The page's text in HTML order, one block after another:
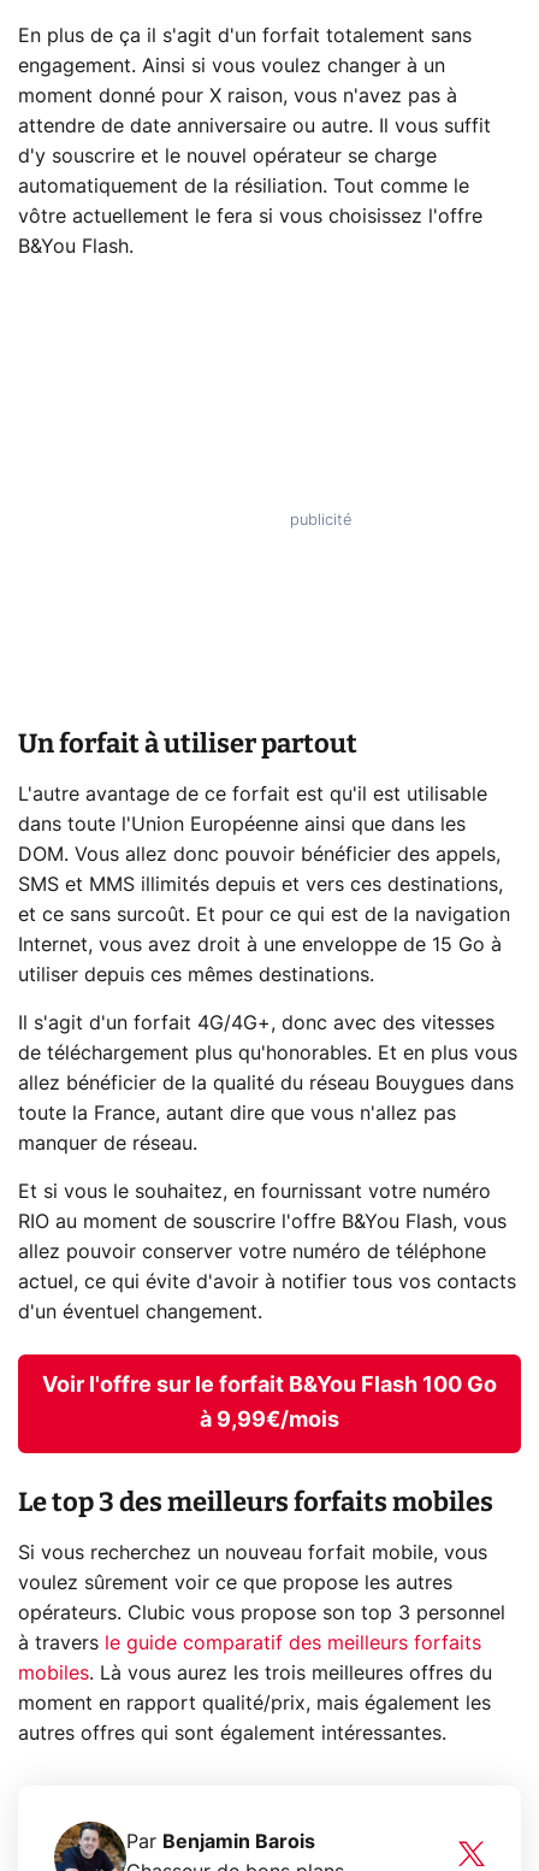
En plus de ça il s'agit d'un forfait totalement sans
engagement. Ainsi si vous voulez changer à un
moment donné pour X raison, vous n'avez pas à
attendre de date anniversaire ou autre. Il vous suffit
d'y souscrire et le nouvel opérateur se charge
automatiquement de la résiliation. Tout comme le
vôtre actuellement le fera si vous choisissez l'offre
B&You Flash.
Un forfait à utiliser partout
L'autre avantage de ce forfait est qu'il est utilisable
dans toute l'Union Européenne ainsi que dans les
DOM. Vous allez donc pouvoir bénéficier des appels,
SMS et MMS illimités depuis et vers ces destinations,
et ce sans surcoût. Et pour ce qui est de la navigation
Internet, vous avez droit à une enveloppe de 15 Go à
utiliser depuis ces mêmes destinations.
Il s'agit d'un forfait 4G/4G+, donc avec des vitesses
de téléchargement plus qu'honorables. Et en plus vous
allez bénéficier de la qualité du réseau Bouygues dans
toute la France, autant dire que vous n'allez pas
manquer de réseau.
Et si vous le souhaitez, en fournissant votre numéro
RIO au moment de souscrire l'offre B&You Flash, vous
allez pouvoir conserver votre numéro de téléphone
actuel, ce qui évite d'avoir à notifier tous vos contacts
d'un éventuel changement.
Voir l'offre sur le forfait B&You Flash 100 Go
à 9,99€/mois
Le top 3 des meilleurs forfaits mobiles
Si vous recherchez un nouveau forfait mobile, vous
voulez sûrement voir ce que propose les autres
opérateurs. Clubic vous propose son top 3 personnel
à travers le guide comparatif des meilleurs forfaits
mobiles. Là vous aurez les trois meilleures offres du
moment en rapport qualité/prix, mais également les
autres offres qui sont également intéressantes.
Par Benjamin Barois